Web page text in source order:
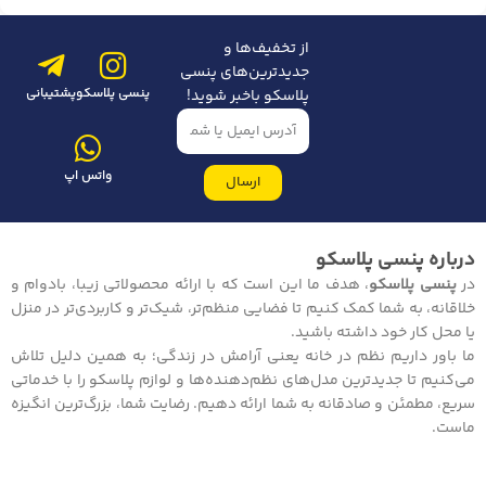
از تخفیف‌ها و
جدیدترین‌های پنسی
پلاسکو باخبر شوید!
ارسال
پنسی پلاسکوپشتیبانی
واتس اپ
درباره پنسی پلاسکو
درپنسی پلاسکو، هدف ما این است که با ارائه محصولاتی زیبا، بادوام و
خلاقانه، به شما کمک کنیم تا فضایی منظم‌تر، شیک‌تر و کاربردی‌تر در منزل
یا محل کار خود داشته باشید.
ما باور داریم نظم در خانه یعنی آرامش در زندگی؛ به همین دلیل تلاش
می‌کنیم تا جدیدترین مدل‌های نظم‌دهنده‌ها و لوازم پلاسکو را با خدماتی
سریع، مطمئن و صادقانه به شما ارائه دهیم. رضایت شما، بزرگ‌ترین انگیزه
ماست.